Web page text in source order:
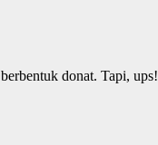
donat. Tapi,